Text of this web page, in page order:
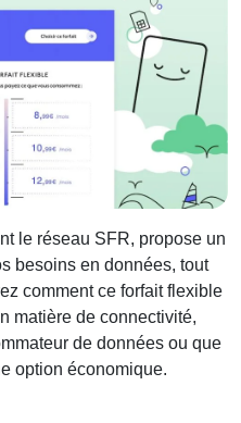
le réseau SFR, propose un
besoins en données, tout
comment ce forfait flexible
matière de connectivité,
de données ou que
option économique.